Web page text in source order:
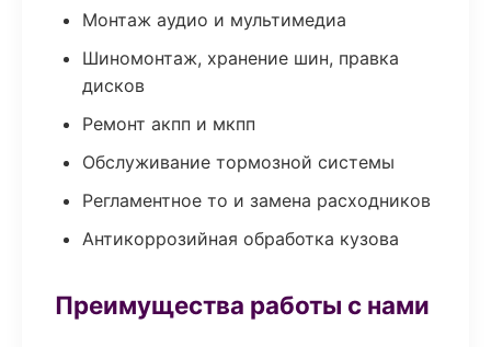
Монтаж аудио и мультимедиа
Шиномонтаж, хранение шин, правка
дисков
Ремонт акпп и мкпп
Обслуживание тормозной системы
Регламентное то и замена расходников
Антикоррозийная обработка кузова
Преимущества работы с нами